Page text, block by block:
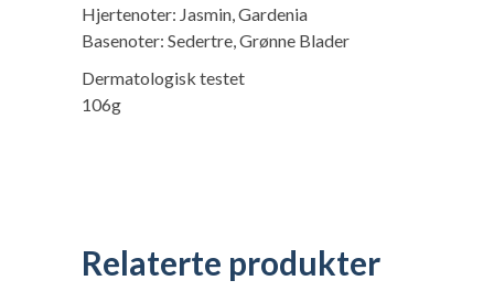
Hjertenoter: Jasmin, Gardenia
Basenoter: Sedertre, Grønne Blader
Dermatologisk testet
106g
Relaterte produkter